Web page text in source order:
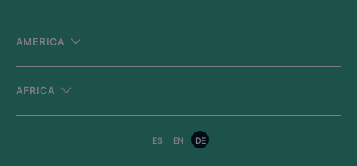
AMERICA
AFRICA
ES EN DE